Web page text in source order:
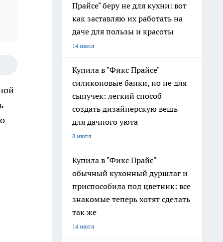
Прайсе" беру не для кухни: вот
как заставляю их работать на
даче для пользы и красоты
14 июля
Купила в "Фикс Прайсе"
силиконовые банки, но не для
сыпучек: легкий способ
создать дизайнерскую вещь
для дачного уюта
8 июля
Купила в "Фикс Прайс"
обычный кухонный дуршлаг и
приспособила под цветник: все
знакомые теперь хотят сделать
так же
14 июля